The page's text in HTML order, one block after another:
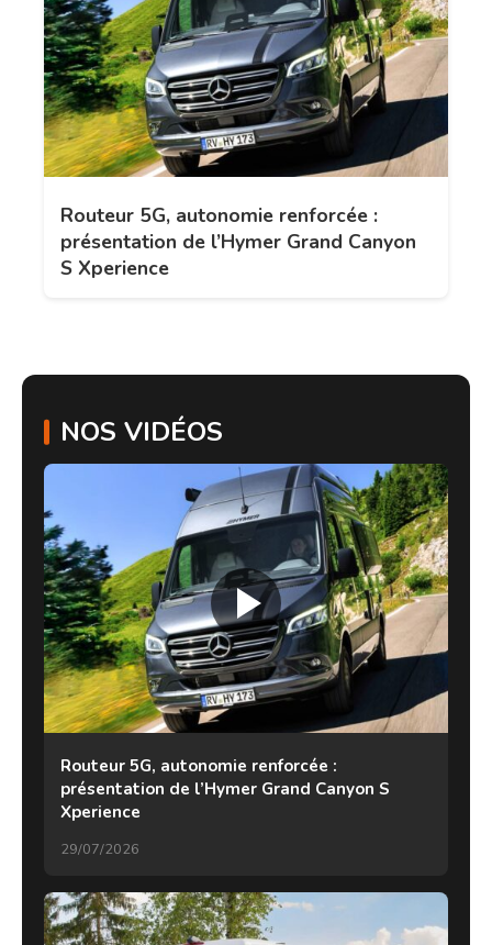
Routeur 5G, autonomie renforcée :
présentation de l’Hymer Grand Canyon
S Xperience
NOS VIDÉOS
Routeur 5G, autonomie renforcée :
présentation de l’Hymer Grand Canyon S
Xperience
29/07/2026